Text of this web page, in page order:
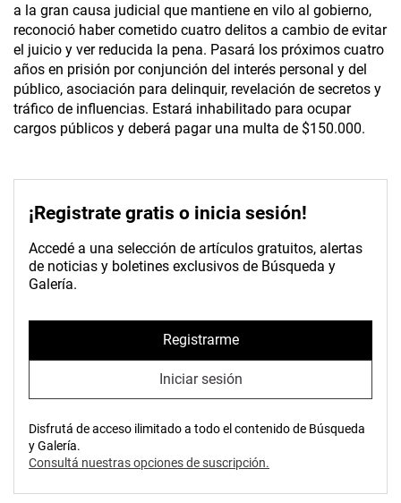
a la gran causa judicial que mantiene en vilo al gobierno,
reconoció haber cometido cuatro delitos a cambio de evitar
el juicio y ver reducida la pena. Pasará los próximos cuatro
años en prisión por conjunción del interés personal y del
público, asociación para delinquir, revelación de secretos y
tráfico de influencias. Estará inhabilitado para ocupar
cargos públicos y deberá pagar una multa de $150.000.
¡Registrate gratis o inicia sesión!
Accedé a una selección de artículos gratuitos, alertas
de noticias y boletines exclusivos de Búsqueda y
Galería.
Registrarme
Iniciar sesión
Disfrutá de acceso ilimitado a todo el contenido de Búsqueda
y Galería.
Consultá nuestras opciones de suscripción.